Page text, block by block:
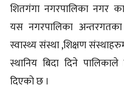
शितगंगा नगरपालिका नगर
यस नगरपालिका
स्वास्थ्य संस्था ,शिक्षण
स्थानिय बिदा दिने पालिकाले
दिएको छ ।